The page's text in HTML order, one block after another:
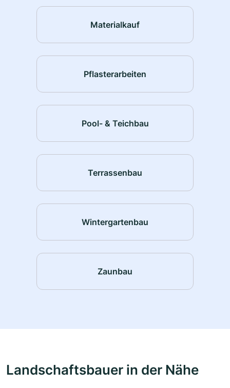
Materialkauf
Pflasterarbeiten
Pool- & Teichbau
Terrassenbau
Wintergartenbau
Zaunbau
Landschaftsbauer in der Nähe